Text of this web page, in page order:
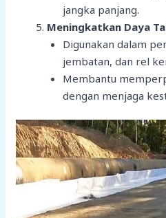
jangka panjang.
Meningkatkan Daya
Digunakan dalam
jembatan, dan rel
Membantu
dengan menjaga